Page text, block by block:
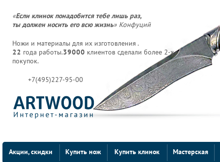
«Если клинок понадобится тебе лишь раз,
ты должен носить его всю жизнь» Конфуций
Ножи и материалы для их изготовления .
22 года работы.39000 клиентов сделали более 2-х
покупок.
+7(495)227-95-00
Акции, скидки Купить нож Купить клинок Мастерская